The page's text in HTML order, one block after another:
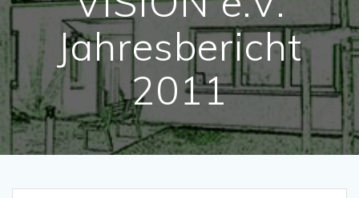
Jahresbericht
2011